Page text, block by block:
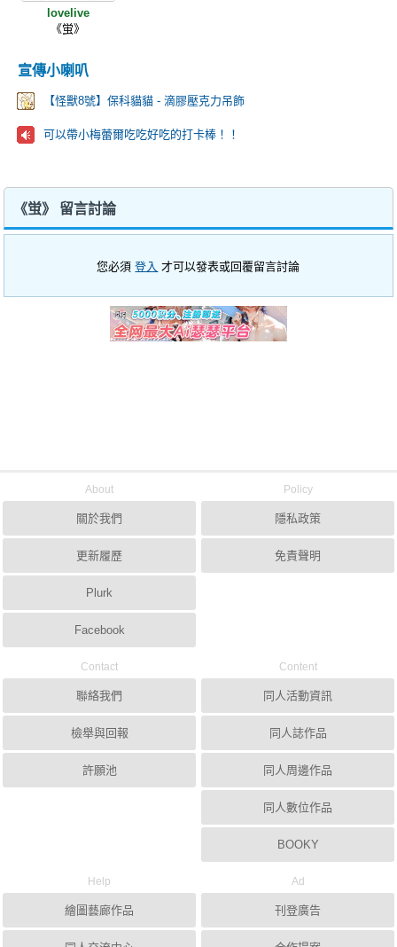
lovelive
《蛍》
宣傳小喇叭
【怪獸8號】保科貓貓 - 滴膠壓克力吊飾
可以帶小梅蕾爾吃吃好吃的打卡棒！！
《蛍》 留言討論
您必須登入 才可以發表或回覆留言討論
About
關於我們
更新履歷
Plurk
Facebook
Policy
隱私政策
免責聲明
Contact
聯絡我們
檢舉與回報
許願池
Content
同人活動資訊
同人誌作品
同人周邊作品
同人數位作品
BOOKY
Help
繪圖藝廊作品
Ad
刊登廣告